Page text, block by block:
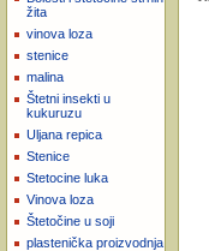
žita
vinova loza
stenice
malina
Štetni insekti u
kukuruzu
Uljana repica
Stenice
Stetocine luka
Vinova loza
Štetočine u soji
plastenička proizvodnja